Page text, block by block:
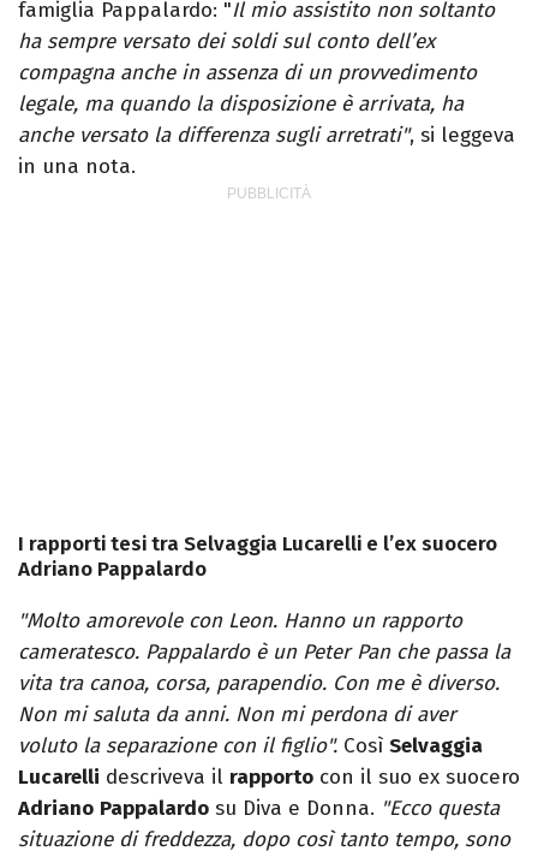
famiglia Pappalardo: "Il mio assistito non soltanto
ha sempre versato dei soldi sul conto dell’ex
compagna anche in assenza di un provvedimento
legale, ma quando la disposizione è arrivata, ha
anche versato la differenza sugli arretrati", si leggeva
in una nota.
I rapporti tesi tra Selvaggia Lucarelli e l’ex suocero
Adriano Pappalardo
"Molto amorevole con Leon. Hanno un rapporto
cameratesco. Pappalardo è un Peter Pan che passa la
vita tra canoa, corsa, parapendio. Con me è diverso.
Non mi saluta da anni. Non mi perdona di aver
voluto la separazione con il figlio". Così Selvaggia
Lucarelli descriveva il rapporto con il suo ex suocero
Adriano Pappalardo su Diva e Donna. "Ecco questa
situazione di freddezza, dopo così tanto tempo, sono